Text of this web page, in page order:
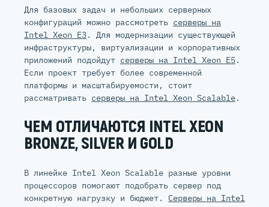
Для базовых задач и небольших серверных
конфигураций можно рассмотреть серверы на
Intel Xeon E3. Для модернизации существующей
инфраструктуры, виртуализации и корпоративных
приложений подойдут серверы на Intel Xeon E5.
Если проект требует более современной
платформы и масштабируемости, стоит
рассматривать серверы на Intel Xeon Scalable.
ЧЕМ ОТЛИЧАЮТСЯ INTEL XEON
BRONZE, SILVER И GOLD
В линейке Intel Xeon Scalable разные уровни
процессоров помогают подобрать сервер под
конкретную нагрузку и бюджет. Серверы на Intel